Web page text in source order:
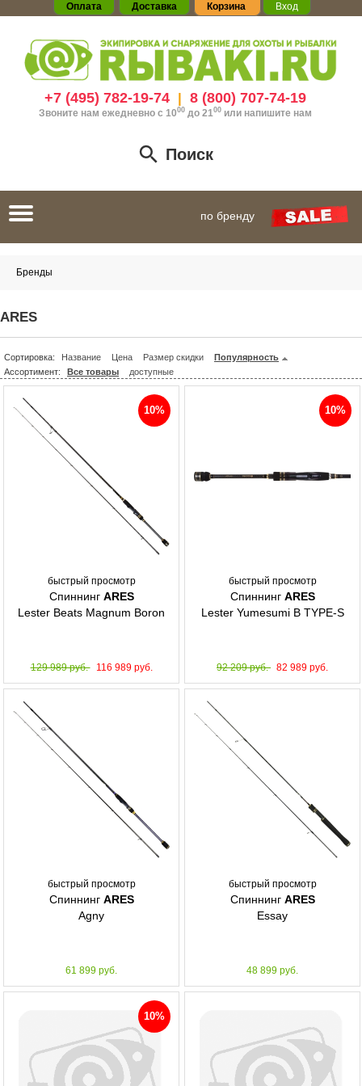
Оплата Доставка Корзина Вход
+7 (495) 782-19-74| 8 (800) 707-74-19
Звоните нам ежедневно с 1000до 21 00 или напишите нам
Поиск
Toggle
navigation
по бренду
Бренды
ARES
Сортировка: Название Цена Размер скидки
Популярность
Ассортимент:
Все товары доступные
быстрый просмотр
10%
Спиннинг ARES
Lester Beats Magnum Boron
129 989 руб. 116 989 руб.
быстрый просмотр
10%
Спиннинг ARES
Lester Yumesumi B TYPE-S
92 209 руб. 82 989 руб.
быстрый просмотр
Спиннинг ARES
Agny
61 899 руб.
быстрый просмотр
Спиннинг ARES
Essay
48 899 руб.
10%